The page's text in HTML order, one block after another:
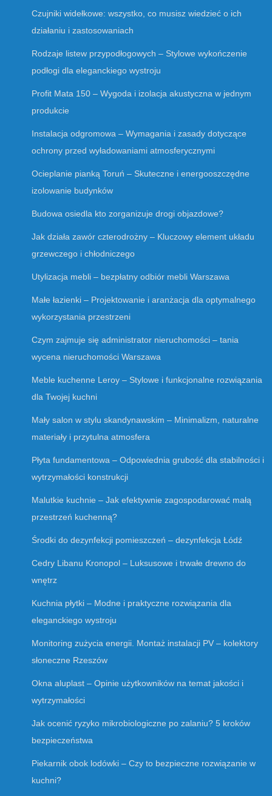
Czujniki widełkowe: wszystko, co musisz wiedzieć o ich
działaniu i zastosowaniach
Rodzaje listew przypodłogowych – Stylowe wykończenie
podłogi dla eleganckiego wystroju
Profit Mata 150 – Wygoda i izolacja akustyczna w jednym
produkcie
Instalacja odgromowa – Wymagania i zasady dotyczące
ochrony przed wyładowaniami atmosferycznymi
Ocieplanie pianką Toruń – Skuteczne i energooszczędne
izolowanie budynków
Budowa osiedla kto zorganizuje drogi objazdowe?
Jak działa zawór czterodrożny – Kluczowy element układu
grzewczego i chłodniczego
Utylizacja mebli – bezpłatny odbiór mebli Warszawa
Małe łazienki – Projektowanie i aranżacja dla optymalnego
wykorzystania przestrzeni
Czym zajmuje się administrator nieruchomości – tania
wycena nieruchomości Warszawa
Meble kuchenne Leroy – Stylowe i funkcjonalne rozwiązania
dla Twojej kuchni
Mały salon w stylu skandynawskim – Minimalizm, naturalne
materiały i przytulna atmosfera
Płyta fundamentowa – Odpowiednia grubość dla stabilności i
wytrzymałości konstrukcji
Malutkie kuchnie – Jak efektywnie zagospodarować małą
przestrzeń kuchenną?
Środki do dezynfekcji pomieszczeń – dezynfekcja Łódź
Cedry Libanu Kronopol – Luksusowe i trwałe drewno do
wnętrz
Kuchnia płytki – Modne i praktyczne rozwiązania dla
eleganckiego wystroju
Monitoring zużycia energii. Montaż instalacji PV – kolektory
słoneczne Rzeszów
Okna aluplast – Opinie użytkowników na temat jakości i
wytrzymałości
Jak ocenić ryzyko mikrobiologiczne po zalaniu? 5 kroków
bezpieczeństwa
Piekarnik obok lodówki – Czy to bezpieczne rozwiązanie w
kuchni?